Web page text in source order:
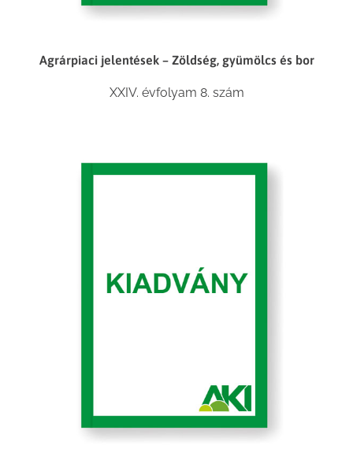
Agrárpiaci jelentések – Zöldség, gyümölcs és bor
XXIV. évfolyam 8. szám